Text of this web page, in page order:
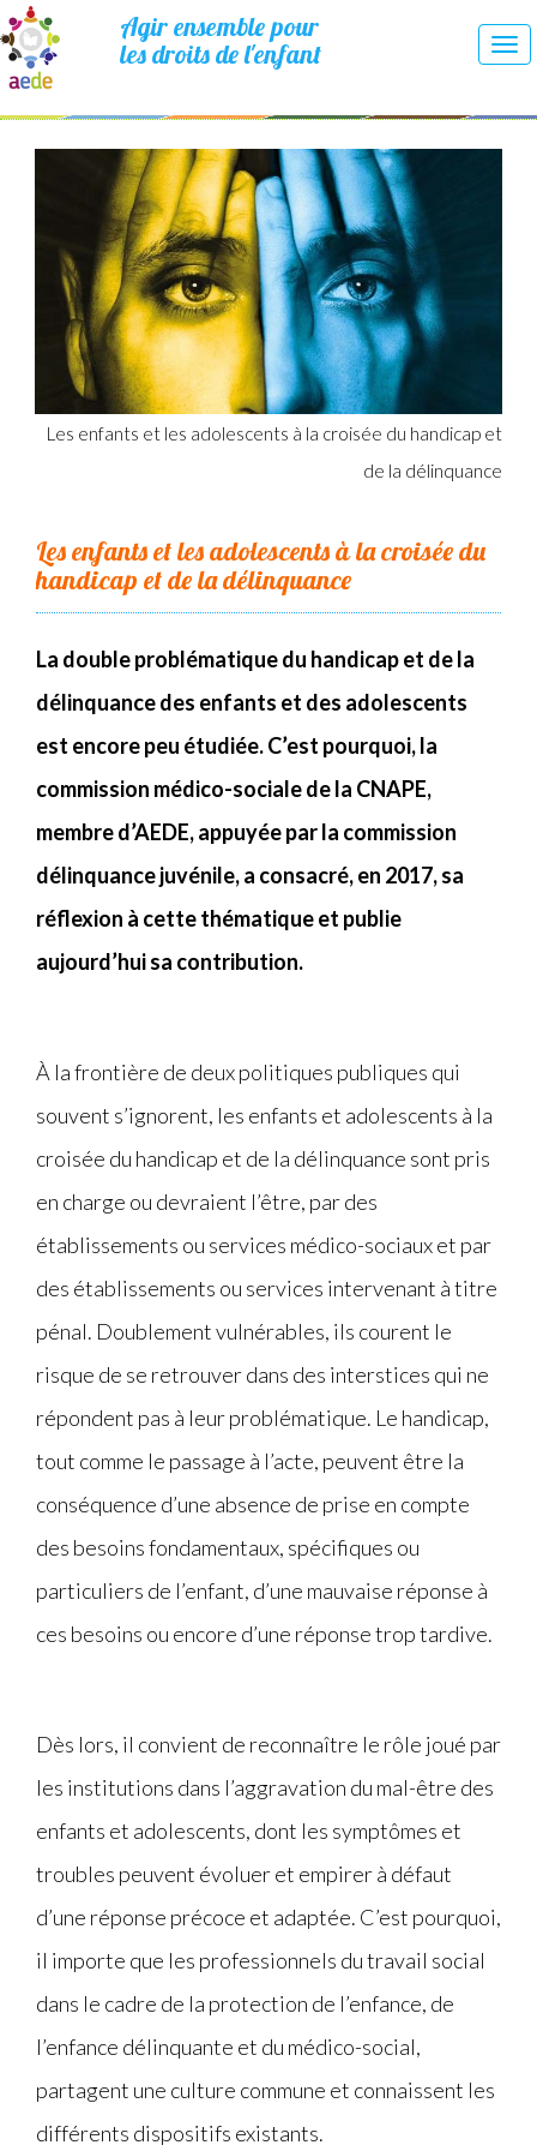
Agir ensemble pour
les droits de l'enfant
Les enfants et les adolescents à la croisée du handicap et
de la délinquance
Les enfants et les adolescents à la croisée du
handicap et de la délinquance
La double problématique du handicap et de la
délinquance des enfants et des adolescents
est encore peu étudiée.C’est pourquoi, la
commission médico-sociale de la CNAPE,
membre d’AEDE, appuyée par la commission
délinquance juvénile, a consacré, en 2017, sa
réflexion à cette thématique et publie
aujourd’hui sa contribution.
À la frontière de deux politiques publiques qui
souvent s’ignorent, les enfants et adolescents à la
croisée du handicap et de la délinquance sont pris
en charge ou devraient l’être, par des
établissements ou services médico-sociaux et par
des établissements ou services intervenant à titre
pénal. Doublement vulnérables, ils courent le
risque de se retrouver dans des interstices qui ne
répondent pas à leur problématique. Le handicap,
tout comme le passage à l’acte, peuvent être la
conséquence d’une absence de prise en compte
des besoins fondamentaux, spécifiques ou
particuliers de l’enfant, d’une mauvaise réponse à
ces besoins ou encore d’une réponse trop tardive.
Dès lors, il convient de reconnaître le rôle joué par
les institutions dans l’aggravation du mal-être des
enfants et adolescents, dont les symptômes et
troubles peuvent évoluer et empirer à défaut
d’une réponse précoce et adaptée. C’est pourquoi,
il importe que les professionnels du travail social
dans le cadre de la protection de l’enfance, de
l’enfance délinquante et du médico-social,
partagent une culture commune et connaissent les
différents dispositifs existants.